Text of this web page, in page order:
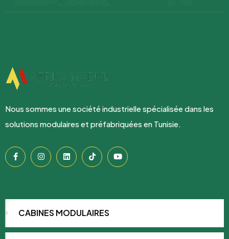
Nous sommes une société industrielle spécialisée dans les
solutions modulaires et préfabriquées en Tunisie.
CABINES MODULAIRES